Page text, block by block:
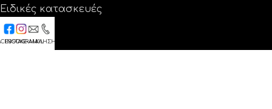
Ειδικές κατασκευές
Έργα
Κατάλογοι
INSTAGRAM
E-MAILΚΛΗΣΗ